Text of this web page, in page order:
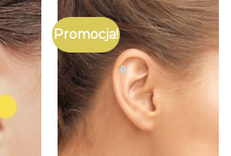
Promocja!